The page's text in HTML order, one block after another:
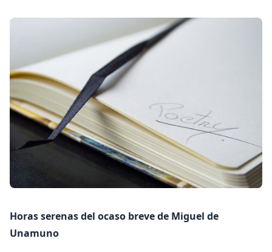
Horas serenas del ocaso breve de Miguel de
Unamuno